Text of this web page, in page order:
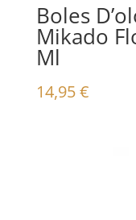
Boles
Mikado
Ml
14,95€